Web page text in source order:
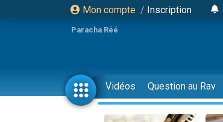
Mon compte / Inscription
Paracha Réé
Vidéos Question au Rav